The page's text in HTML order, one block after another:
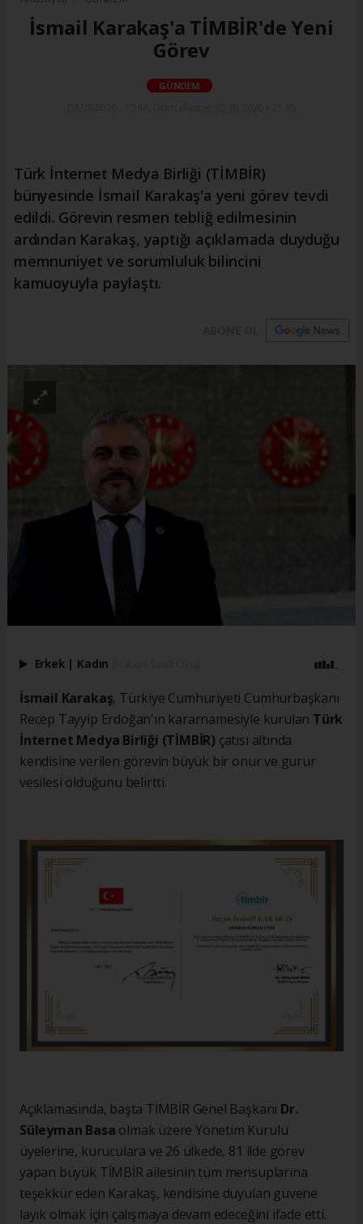
İsmail Karakaş'a TİMBİR'de Yeni
Görev
GÜNDEM
Türk İnternet Medya Birliği (TİMBİR)
bünyesinde İsmail Karakaş'a yeni görev tevdi
edildi. Görevin resmen tebliğ edilmesinin
ardından Karakaş, yaptığı açıklamada duyduğu
memnuniyet ve sorumluluk bilincini
kamuoyuyla paylaştı.
Erkek | Kadın
İsmail Karakaş, Türkiye Cumhuriyeti Cumhurbaşkanı
Recep Tayyip Erdoğan'ın kararnamesiyle kurulan Türk
İnternet Medya Birliği (TİMBİR) çatısı altında
kendisine verilen görevin büyük bir onur ve gurur
vesilesi olduğunu belirtti.
Açıklamasında, başta TİMBİR Genel Başkanı Dr.
Süleyman Basa olmak üzere Yönetim Kurulu
üyelerine, kuruculara ve 26 ülkede, 81 ilde görev
yapan büyük TİMBİR ailesinin tüm mensuplarına
teşekkür eden Karakaş, kendisine duyulan güvene
layık olmak için çalışmaya devam edeceğini ifade etti.